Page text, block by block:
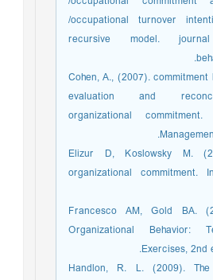
/occupational turnover
recursive model.
Cohen, A., (2007).
evaluation and
organizational
Elizur D, Koslowsky M.
organizational commitment.
Francesco AM, Gold BA.
Organizational Behavior:
Exercises,
Handlon, R. L. (2009).